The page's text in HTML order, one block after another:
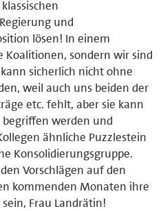
und
lösen! In einem
Koalitionen, sondern wir sind
sicherlich nicht ohne
weil auch uns beiden der
etc. fehlt, aber sie kann
werden und
ähnliche Puzzlestein
Konsolidierungsgruppe.
Vorschlägen auf den
kommenden Monaten ihre
Frau Landrätin!